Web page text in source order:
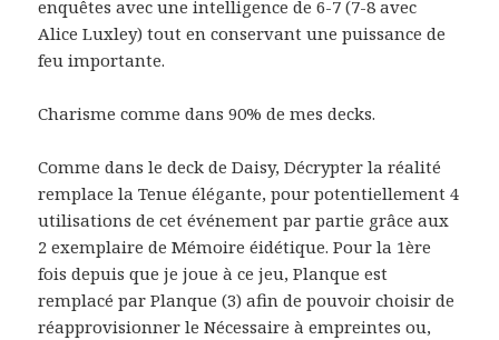
enquêtes avec une intelligence de 6-7 (7-8 avec
Alice Luxley) tout en conservant une puissance de
feu importante.
Charisme comme dans 90% de mes decks.
Comme dans le deck de Daisy, Décrypter la réalité
remplace la Tenue élégante, pour potentiellement 4
utilisations de cet événement par partie grâce aux
2 exemplaire de Mémoire éidétique. Pour la 1ère
fois depuis que je joue à ce jeu, Planque est
remplacé par Planque (3) afin de pouvoir choisir de
réapprovisionner le Nécessaire à empreintes ou,